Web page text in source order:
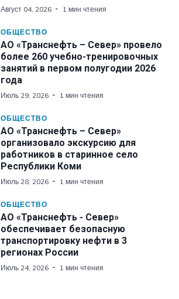
Август 04, 2026 1 мин чтения
ОБЩЕСТВО
АО «Транснефть – Север» провело
более 260 учебно-тренировочных
занятий в первом полугодии 2026
года
Июль 29, 2026 1 мин чтения
ОБЩЕСТВО
АО «Транснефть – Север»
организовало экскурсию для
работников в старинное село
Республики Коми
Июль 28, 2026 1 мин чтения
ОБЩЕСТВО
АО «Транснефть - Север»
обеспечивает безопасную
транспортировку нефти в 3
регионах России
Июль 24, 2026 1 мин чтения